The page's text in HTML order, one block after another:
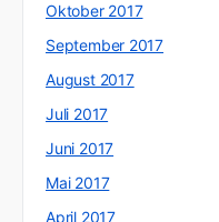
Oktober 2017
September 2017
August 2017
Juli 2017
Juni 2017
Mai 2017
April 2017